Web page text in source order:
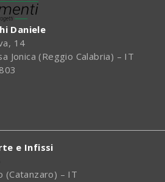
Daniele
14
Jonica (Reggio Calabria) – IT
e Infissi
(Catanzaro) – IT